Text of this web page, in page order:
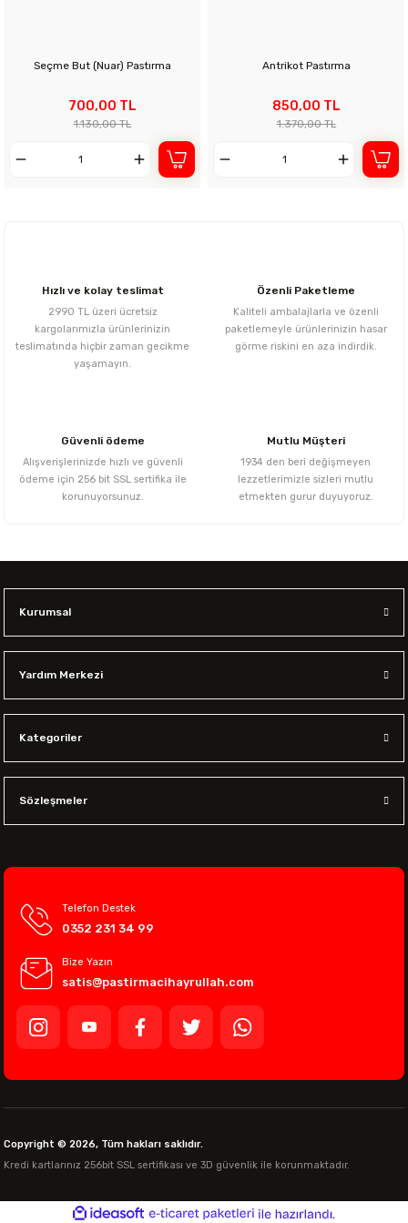
Seçme But (Nuar) Pastırma
700,00 TL
1.130,00 TL
Antrikot Pastırma
850,00 TL
1.370,00 TL
Hızlı ve kolay teslimat
2990 TL üzeri ücretsiz
kargolarımızla ürünlerinizin
teslimatında hiçbir zaman gecikme
yaşamayın.
Özenli Paketleme
Kaliteli ambalajlarla ve özenli
paketlemeyle ürünlerinizin hasar
görme riskini en aza indirdik.
Güvenli ödeme
Alışverişlerinizde hızlı ve güvenli
ödeme için 256 bit SSL sertifika ile
korunuyorsunuz.
Mutlu Müşteri
1934 den beri değişmeyen
lezzetlerimizle sizleri mutlu
etmekten gurur duyuyoruz.
Kurumsal
Yardım Merkezi
Telefon Destek
0352 231 34 99
Bize Yazın
satis@pastirmacihayrullah.com
Kategoriler
Sözleşmeler
Copyright © 2026, Tüm hakları saklıdır.
Kredi kartlarınız 256bit SSL sertifikası ve 3D güvenlik ile korunmaktadır.
ideasoft
e-